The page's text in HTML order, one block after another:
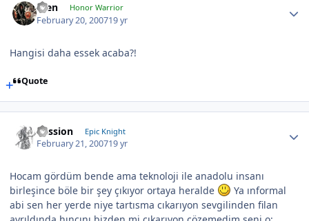
scen Honor Warrior
February 20, 200719 yr
Hangisi daha essek acaba?!
Quote
Passion Epic Knight
February 21, 200719 yr
Hocam gördüm bende ama teknoloji ile anadolu insanı
birleşince böle bir şey çıkıyor ortaya heralde
Ya ınformal
abi sen her yerde niye tartısma cıkarıyon sevgilinden filan